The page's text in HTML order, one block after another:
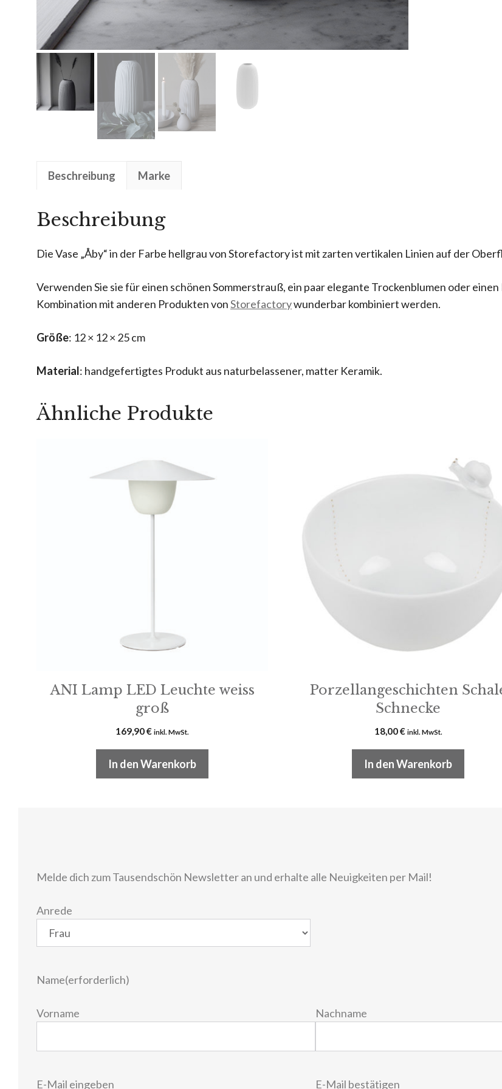
Beschreibung Marke
Beschreibung
Die Vase „Åby“ in der Farbe hellgrau von Storefactory ist mit zarten vertikalen Linien auf der
Verwenden Sie sie für einen schönen Sommerstrauß, ein paar elegante Trockenblumen oder
Kombination mit anderen Produkten vonStorefactorywunderbar kombiniert werden.
Größe: 12 × 12 × 25 cm
Material: handgefertigtes Produkt aus naturbelassener, matter Keramik.
Ähnliche Produkte
ANI Lamp LED Leuchte weiss
groß
169,90€ inkl. MwSt.
In den Warenkorb
Porzellangeschichten
Schnecke
18,00€ inkl. MwSt.
In den Warenkorb
Melde dich zum Tausendschön Newsletter an und erhalte alle Neuigkeiten per Mail!
Anrede
Name(erforderlich)
Vorname Nachname
E-
E-Mail eingeben E-Mail bestätigen